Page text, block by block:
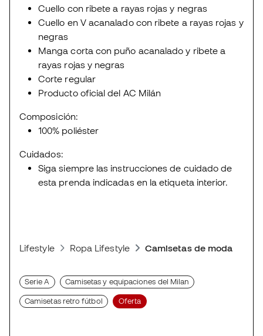
Cuello con ribete a rayas rojas y negras
Cuello en V acanalado con ribete a rayas rojas y
negras
Manga corta con puño acanalado y ribete a
rayas rojas y negras
Corte regular
Producto oficial del AC Milán
Composición:
100% poliéster
Cuidados:
Siga siempre las instrucciones de cuidado de
esta prenda indicadas en la etiqueta interior.
Lifestyle Ropa Lifestyle Camisetas de moda
Serie A Camisetas y equipaciones del Milan
Camisetas retro fútbol Oferta